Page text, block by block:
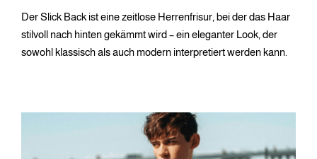
Der Slick Back ist eine zeitlose Herrenfrisur, bei der das Haar
stilvoll nach hinten gekämmt wird – ein eleganter Look, der
sowohl klassisch als auch modern interpretiert werden kann.